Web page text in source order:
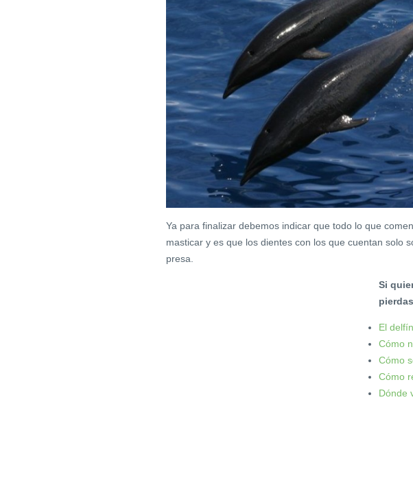
Ya para finalizar debemos indicar que todo lo que
masticar y es que los dientes con los que cuentan solo
presa.
Si
El delfín
Cómo
Cómo
Cómo
Dónde